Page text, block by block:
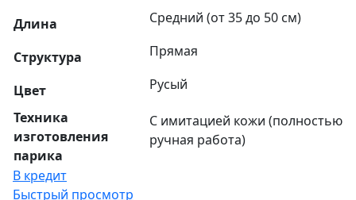
Длина Средний (от 35 до 50 см)
Структура Прямая
Цвет
Русый
Техника
изготовления
парика
С имитацией кожи (полностью
ручная работа)
В кредит
Быстрый просмотр